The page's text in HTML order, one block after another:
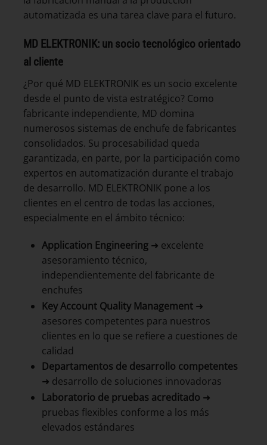
automatizada es una tarea clave para el futuro.
MD ELEKTRONIK: un socio tecnológico orientado
al cliente
¿Por qué MD ELEKTRONIK es un socio excelente
desde el punto de vista estratégico? Como
fabricante independiente, MD domina
numerosos sistemas de enchufe de fabricantes
consolidados. Su procesabilidad queda
garantizada, en parte, por la participación como
expertos en automatización durante el trabajo
de desarrollo. MD ELEKTRONIK pone a los
clientes en el centro de todas las acciones,
especialmente en el ámbito técnico:
Application Engineering➜ excelente
asesoramiento técnico,
independientemente del fabricante de
enchufes
Key Account Quality Management➜
asesores competentes para nuestros
clientes en lo que se refiere a cuestiones de
calidad
Departamentos de desarrollo competentes
➜ desarrollo de soluciones innovadoras
Laboratorio de pruebas acreditado ➜
pruebas flexibles conforme a los más
elevados estándares